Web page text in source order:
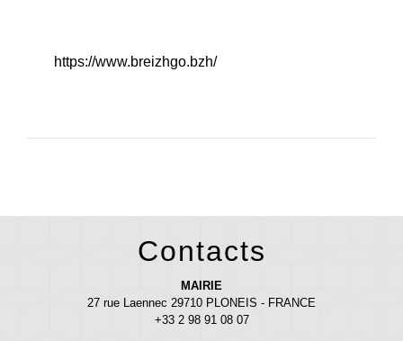
https://www.breizhgo.bzh/
Contacts
MAIRIE
27 rue Laennec 29710 PLONEIS - FRANCE
+33 2 98 91 08 07